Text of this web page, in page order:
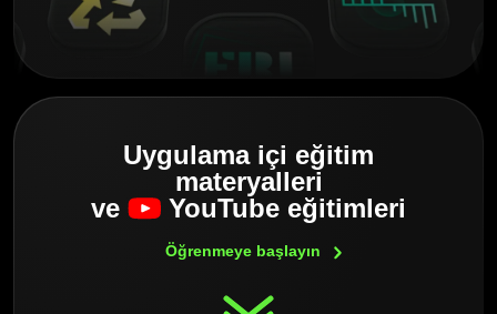
Uygulama içi eğitim
materyalleri
ve
YouTube eğitimleri
Öğrenmeye başlayın